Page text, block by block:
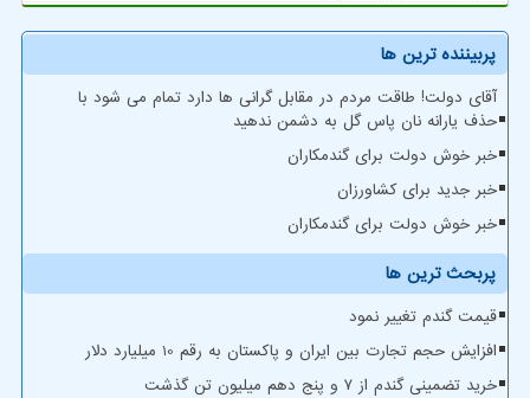
پربیننده ترین ها
آقای دولت! طاقت مردم در مقابل گرانی ها دارد تمام می شود با
حذف یارانه نان پاس گل به دشمن ندهید
خبر خوش دولت برای گندمکاران
خبر جدید برای کشاورزان
خبر خوش دولت برای گندمکاران
پربحث ترین ها
قیمت گندم تغییر نمود
افزایش حجم تجارت بین ایران و پاکستان به رقم 10 میلیارد دلار
خرید تضمینی گندم از ۷ و پنج دهم میلیون تن گذشت